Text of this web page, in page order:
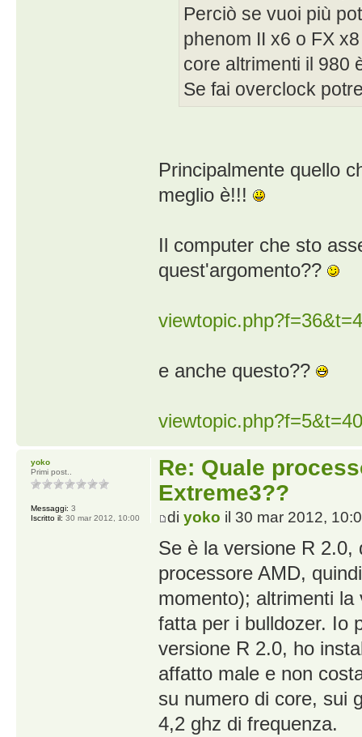
Perciò se vuoi più
phenom II x6 o FX
core altrimenti il 980
Se fai overclock
Principalmente quello
meglio è!!!
Il computer che sto
quest'argomento??
e anche questo??
Re: Quale
Extreme3??
di yoko il 30 mar 2012,
Se è la versione R 2.0,
processore AMD,
momento); altrimenti
fatta per i bulldozer. Io
versione R 2.0, ho
affatto male e non
su numero di core, sui
4,2 ghz di frequenza.
yoko
Primi post..
Messaggi: 3
Iscritto il: 30 mar 2012, 10:00